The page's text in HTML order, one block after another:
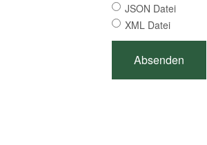
JSON Datei
XML Datei